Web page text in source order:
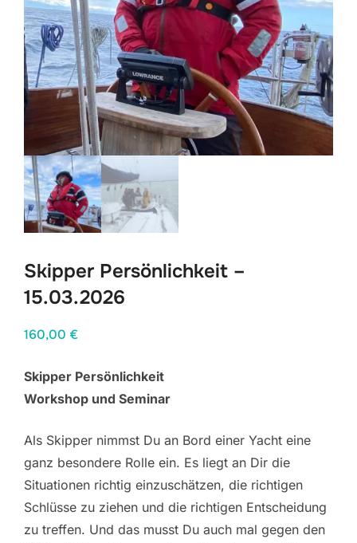
Skipper Persönlichkeit –
15.03.2026
160,00 €
Skipper Persönlichkeit
Workshop und Seminar
Als Skipper nimmst Du an Bord einer Yacht eine
ganz besondere Rolle ein. Es liegt an Dir die
Situationen richtig einzuschätzen, die richtigen
Schlüsse zu ziehen und die richtigen Entscheidung
zu treffen. Und das musst Du auch mal gegen den